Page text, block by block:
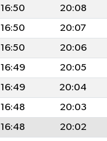
16:50 20:08
16:50 20:07
16:50 20:06
16:49 20:05
16:49 20:04
16:48 20:03
16:48 20:02